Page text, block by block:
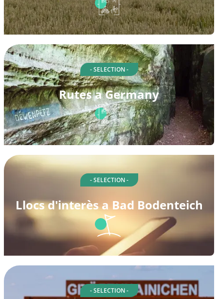
- SELECTION -
Rutes a Germany
- SELECTION -
Llocs d'interès a Bad Bodenteich
- SELECTION -